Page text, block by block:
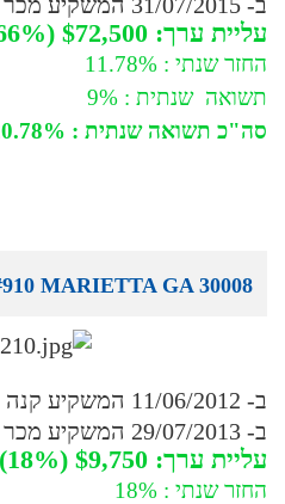
עליית ערך: $72,500 (66%)
החזר שנתי : 11.78%
תשואה שנתית : 9%
סה"כ תשואה שנתית : 20.78%
MARIETTA GA 30008
ב- 11/06/2012 המשקיע קנה ב-$53,750
ב- 29/07/2013 המשקיע מכר ב- $63,500
עליית ערך: $9,750 (18%)
החזר שנתי : 18%